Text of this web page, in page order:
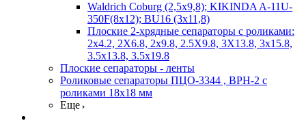
Waldrich Coburg (2,5х9,8); KIKINDA A-11U-
350F(8х12); BU16 (3х11,8)
Плоские 2-хрядные сепараторы с роликами:
2х4.2, 2X6.8, 2х9.8, 2.5X9.8, 3X13.8, 3х15.8,
3.5х13.8, 3.5х19.8
Плоские сепараторы - ленты
Роликовые сепараторы ПЦО-3344 , ВРН-2 с
роликами 18х18 мм
Еще